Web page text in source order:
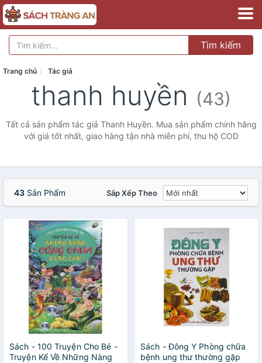
Tìm kiếm
Trang chủ Tác giả
thanh huyền (43)
Tất cả sản phẩm tác giả Thanh Huyền. Mua sản phẩm chính hãng
với giá tốt nhất, giao hàng tận nhà miễn phí, thu hộ COD
43 Sản Phẩm Sắp Xếp Theo
Sách - 100 Truyện Cho Bé -
Truyện Kể Về Những Nàng
Sách - Đông Y Phòng chữa
bệnh ung thư thường gặp